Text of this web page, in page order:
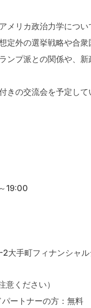
メリカ政治力学につ
定外の選挙戦略や合
ンプ派との関係や、
きの交流会を予定して
19:00
大手町フィナンシャ
意ください）
ートナーの方：無料